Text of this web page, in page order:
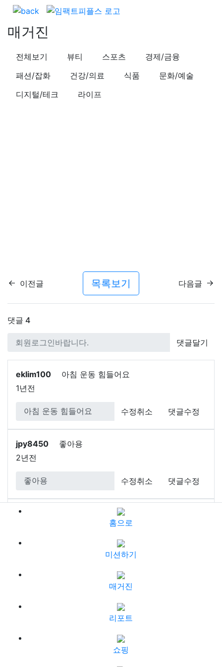
매거진
전체보기 뷰티 스포츠
경제/금융
패션/잡화
건강/의료 식품
문화/예술
디지털/테크
라이프
이전글 목록보기 다음글
댓글 4
댓글달기
eklim100
아침 운동 힘들어요
1년전
수정취소 댓글수정
jpy8450
좋아용
2년전
수정취소 댓글수정
somew9814
수정취소
수정취소
홈으로
미션하기
매거진
리포트
쇼핑